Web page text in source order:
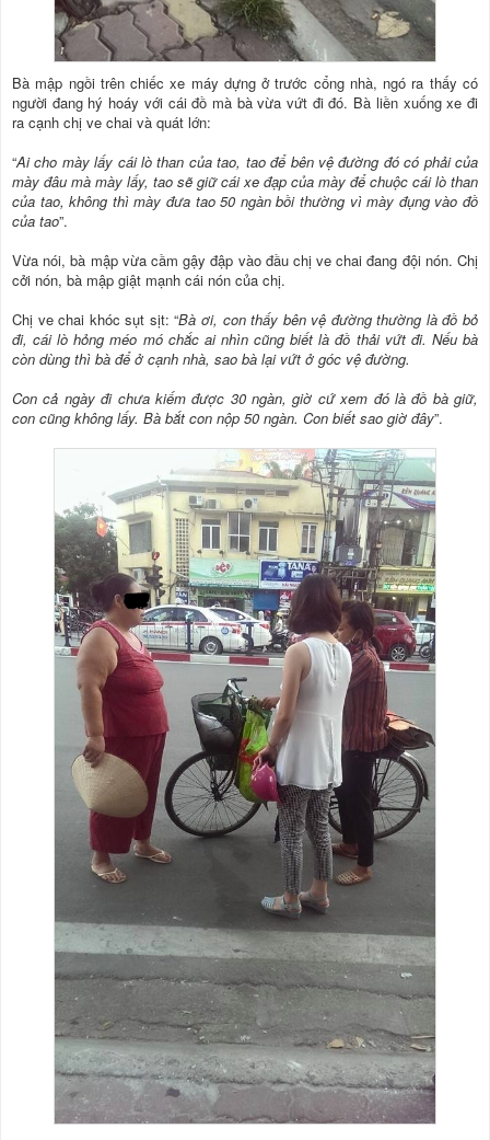
Bà mập ngồi trên chiếc xe máy dựng ở trước cổng nhà, ngó ra thấy có
người đang hý hoáy với cái đồ mà bà vừa vứt đi đó. Bà liền xuống xe đi
ra cạnh chị ve chai và quát lớn:
“Ai cho mày lấy cái lò than của tao, tao để bên vệ đường đó có phải của
mày đâu mà mày lấy, tao sẽ giữ cái xe đạp của mày để chuộc cái lò than
của tao, không thì mày đưa tao 50 ngàn bồi thường vì mày đụng vào đồ
của tao”.
Vừa nói, bà mập vừa cầm gậy đập vào đầu chị ve chai đang đội nón. Chị
cởi nón, bà mập giật mạnh cái nón của chị.
Chị ve chai khóc sụt sịt: “Bà ơi, con thấy bên vệ đường thường là đồ bỏ
đi, cái lò hỏng méo mó chắc ai nhìn cũng biết là đồ thải vứt đi. Nếu bà
còn dùng thì bà để ở cạnh nhà, sao bà lại vứt ở góc vệ đường.
Con cả ngày đi chưa kiếm được 30 ngàn, giờ cứ xem đó là đồ bà giữ,
con cũng không lấy. Bà bắt con nộp 50 ngàn. Con biết sao giờ đây”.